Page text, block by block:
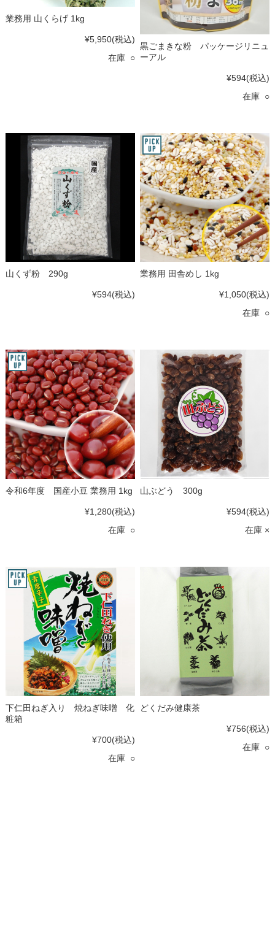
業務用 山くらげ 1kg
¥5,950(税込)
在庫 ○
黒ごまきな粉 パッケージリニュ
ーアル
¥594(税込)
在庫 ○
山くず粉 290g
¥594(税込)
業務用 田舎めし 1kg
¥1,050(税込)
在庫 ○
令和6年度 国産小豆 業務用 1kg
¥1,280(税込)
在庫 ○
山ぶどう 300g
¥594(税込)
在庫 ×
下仁田ねぎ入り 焼ねぎ味噌 化
粧箱
¥700(税込)
在庫 ○
どくだみ健康茶
¥756(税込)
在庫 ○